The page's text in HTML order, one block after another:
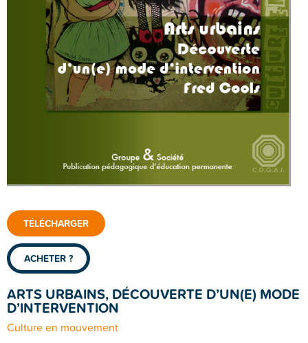
TÉLÉCHARGER
ACHETER ?
ARTS URBAINS, DÉCOUVERTE D’UN(E) MODE
D’INTERVENTION
Culture en mouvement